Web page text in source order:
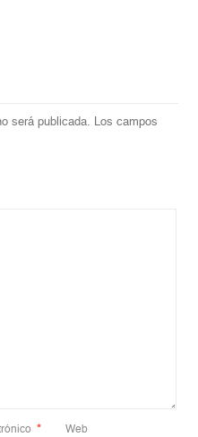
será publicada. Los campos
* Web